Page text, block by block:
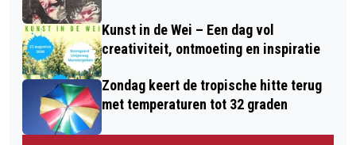
Kunst in de Wei – Een dag vol
creativiteit, ontmoeting en inspiratie
Zondag keert de tropische hitte terug
met temperaturen tot 32 graden